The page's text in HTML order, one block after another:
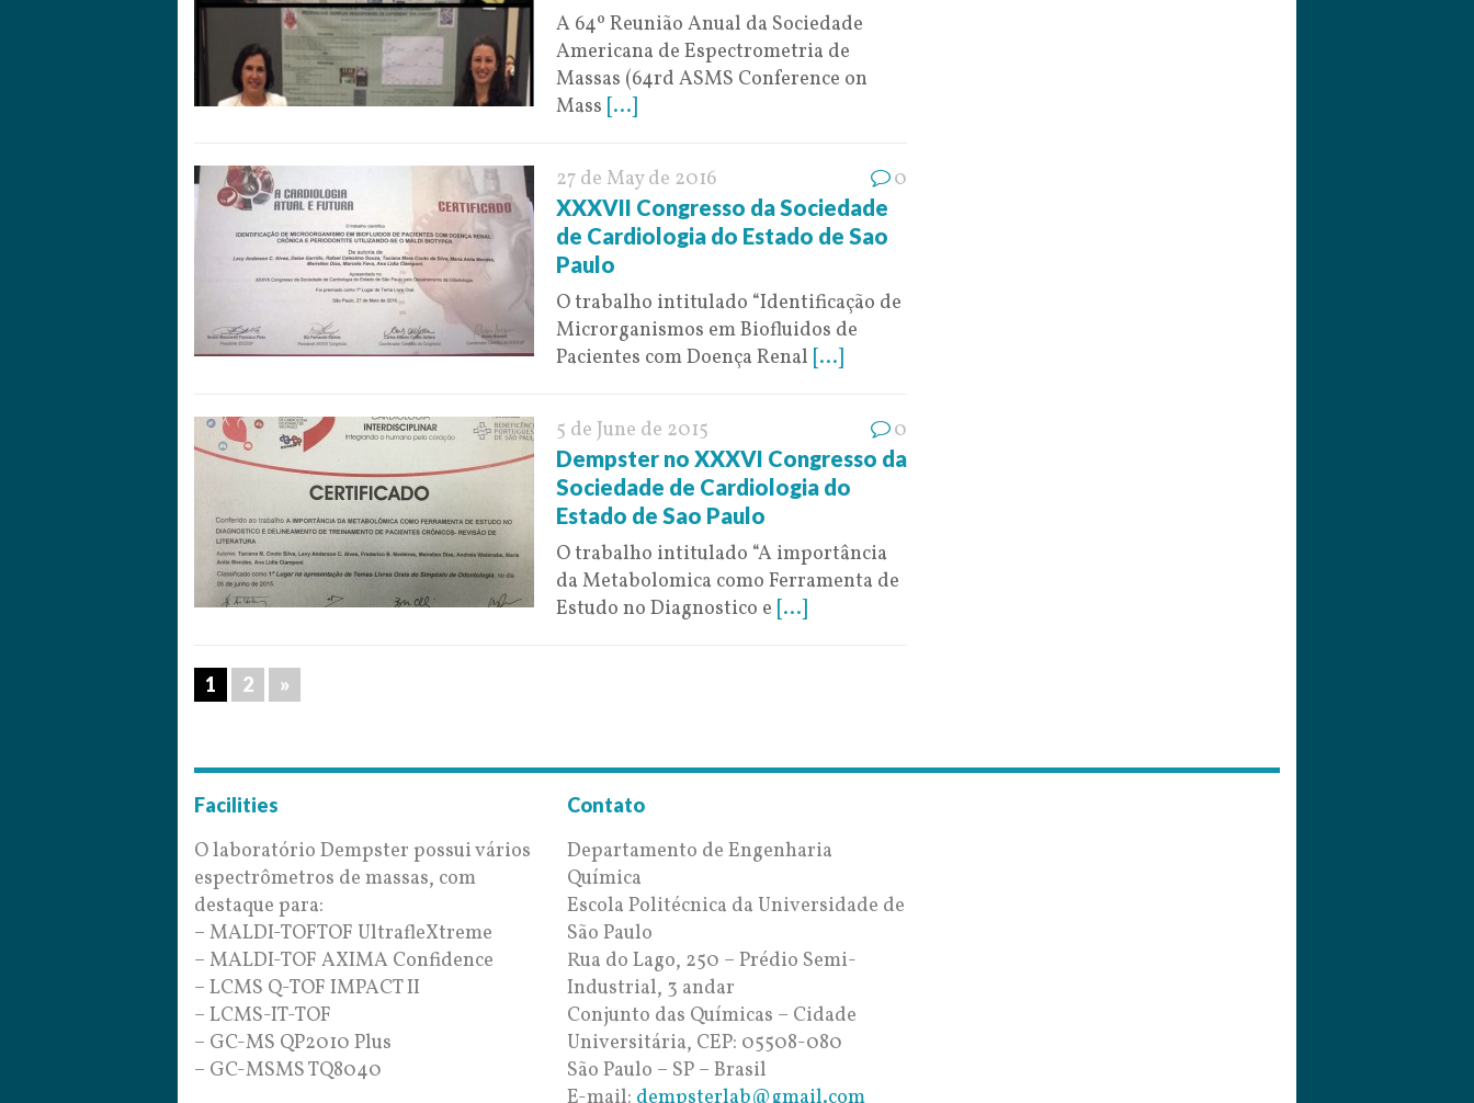
A 64º Reunião Anual da Sociedade
Americana de Espectrometria de
Massas (64rd ASMS Conference on
Mass [...]
27 de May de 2016 0
XXXVII Congresso da Sociedade
de Cardiologia do Estado de Sao
Paulo
O trabalho intitulado “Identificação de
Microrganismos em Biofluidos de
Pacientes com Doença Renal [...]
5 de June de 2015 0
Dempster no XXXVI Congresso da
Sociedade de Cardiologia do
Estado de Sao Paulo
O trabalho intitulado “A importância
da Metabolomica como Ferramenta de
Estudo no Diagnostico e [...]
1 2 »
Facilities
O laboratório Dempster possui vários
espectrômetros de massas, com
destaque para:
– MALDI-TOFTOF UltrafleXtreme
– MALDI-TOF AXIMA Confidence
– LCMS Q-TOF IMPACT II
– LCMS-IT-TOF
– GC-MS QP2010 Plus
– GC-MSMS TQ8040
Contato
Departamento de Engenharia
Química
Escola Politécnica da Universidade de
São Paulo
Rua do Lago, 250 – Prédio Semi-
Industrial, 3 andar
Conjunto das Químicas – Cidade
Universitária, CEP: 05508-080
São Paulo – SP – Brasil